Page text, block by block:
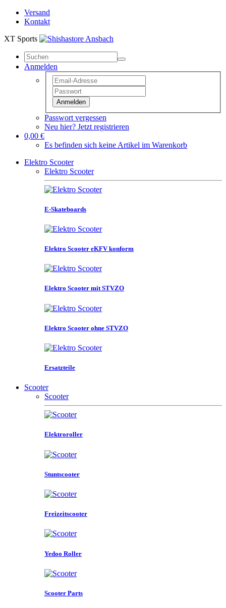
Versand
Kontakt
XT Sports
Anmelden
Anmelden
Passwort vergessen
Neu hier? Jetzt registrieren
0,00 €
Es befinden sich keine Artikel im Warenkorb
Elektro Scooter
Elektro Scooter
E-Skateboards
Elektro Scooter eKFV konform
Elektro Scooter mit STVZO
Elektro Scooter ohne STVZO
Ersatzteile
Scooter
Scooter
Elektroroller
Stuntscooter
Freizeitscooter
Yedoo Roller
Scooter Parts